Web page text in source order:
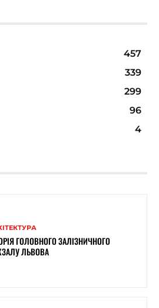
457
339
299
96
4
ГОЛОВНОГО ЗАЛІЗНИЧНОГО
ЛЬВОВА